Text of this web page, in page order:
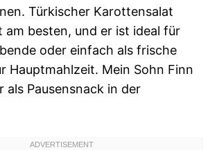
Türkischer Karottensalat
am besten, und er ist ideal für
oder einfach als frische
Hauptmahlzeit. Mein Sohn Finn
als Pausensnack in der